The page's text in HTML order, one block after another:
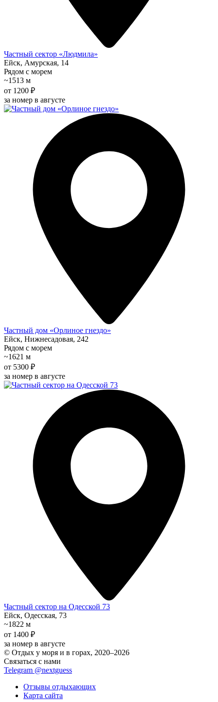
Частный сектор «Людмила»
Ейск, Амурская, 14
Рядом с морем
~1513 м
от 1200 ₽
за номер в августе
Частный дом «Орлиное гнездо»
Ейск, Нижнесадовая, 242
Рядом с морем
~1621 м
от 5300 ₽
за номер в августе
Частный сектор на Одесской 73
Ейск, Одесская, 73
~1822 м
от 1400 ₽
за номер в августе
© Отдых у моря и в горах, 2020–2026
Связаться с нами
Telegram @nextguess
Отзывы отдыхающих
Карта сайта